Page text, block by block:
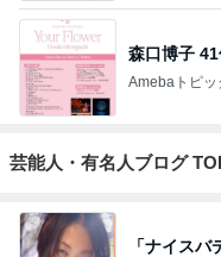
森口博子
Amebaトピッ
芸能人・有名人ブログ
「ナイス